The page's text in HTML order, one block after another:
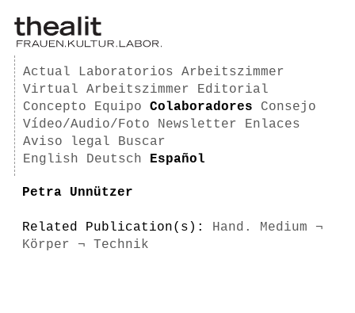
Actual Laboratorios
Arbeitszimmer
Virtual Arbeitszimmer
Editorial
Concepto
Equipo Colaboradores
Consejo
Vídeo/Audio/Foto
Newsletter
Enlaces
Aviso legal
Buscar
English
Deutsch Español
Petra Unnützer
Related Publication(s): Hand. Medium ¬
Körper ¬ Technik